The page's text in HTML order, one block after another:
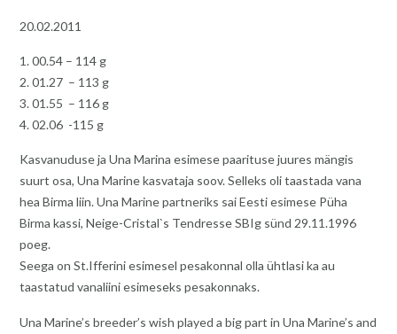
20.02.2011
1. 00.54 – 114 g
2. 01.27 – 113 g
3. 01.55 – 116 g
4. 02.06 -115 g
Kasvanuduse ja Una Marina esimese paarituse juures mängis
suurt osa, Una Marine kasvataja soov. Selleks oli taastada vana
hea Birma liin. Una Marine partneriks sai Eesti esimese Püha
Birma kassi, Neige-Cristal`s Tendresse SBIg sünd 29.11.1996
poeg.
Seega on St.Ifferini esimesel pesakonnal olla ühtlasi ka au
taastatud vanaliini esimeseks pesakonnaks.
Una Marine’s breeder’s wish played a big part in Una Marine’s and